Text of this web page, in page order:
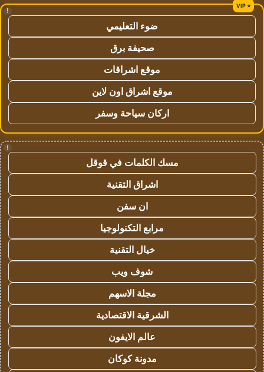
!
ضوء التعليمي
صحيفة برق
موقع اشراقات
موقع اشراق اون لاين
اركان سياحة وسفر
!
مسك الكلمات في قوقل
اشراق التقنية
ان سفن
مرابع التكنولوجيا
خيال التقنية
شوف ويب
مجلة الاسهم
الشرقية الاقتصادية
عالم الايفون
مدونة كوكان